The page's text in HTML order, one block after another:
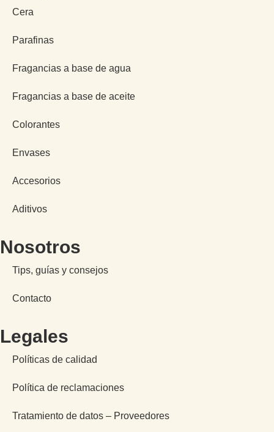
Cera
Parafinas
Fragancias a base de agua
Fragancias a base de aceite
Colorantes
Envases
Accesorios
Aditivos
Nosotros
Tips, guías y consejos
Contacto
Legales
Políticas de calidad
Política de reclamaciones
Tratamiento de datos – Proveedores